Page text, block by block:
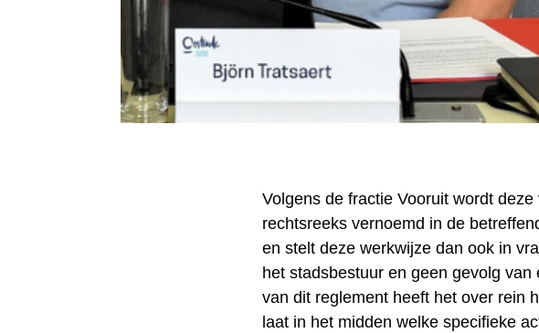
Volgens de fractie Vooruit wordt
rechtsreeks vernoemd in de
en stelt deze werkwijze dan ook in
het stadsbestuur en geen gevolg
van dit reglement heeft het over rein
laat in het midden welke specifieke